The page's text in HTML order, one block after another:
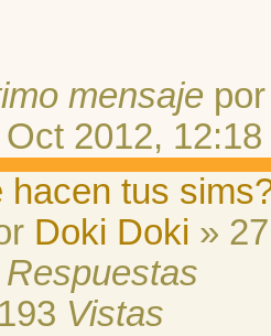
mensaje
2012, 12:18
hacen tus
Doki Doki »
Respuestas
Vistas